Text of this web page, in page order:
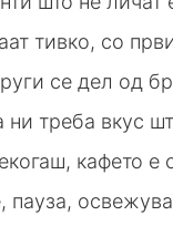
тивко, со
се дел од
ни треба вкус
кафето е
пауза,